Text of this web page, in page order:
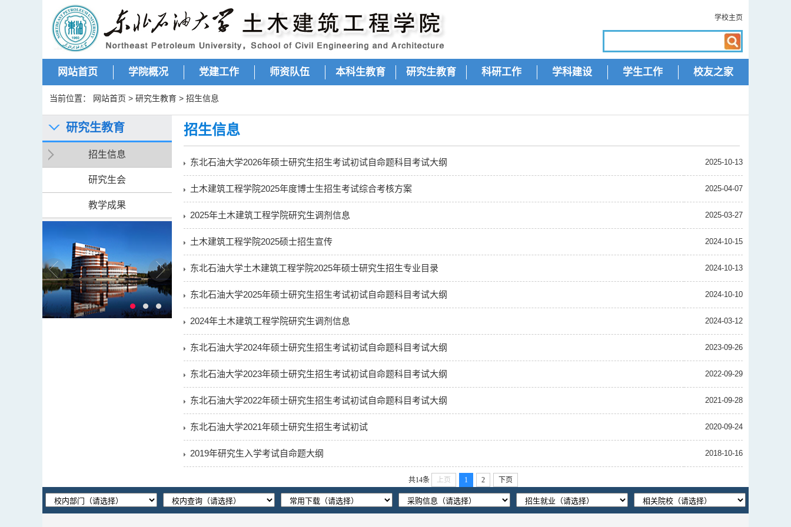
学校主页
网站首页 学院概况 党建工作 师资队伍 本科生教育 研究生教育 科研工作 学科建设 学生工作 校友之家
当前位置： 网站首页 > 研究生教育 > 招生信息
研究生教育
招生信息
研究生会
教学成果
招生信息
东北石油大学2026年硕士研究生招生考试初试自命题科目考试大纲 2025-10-13
土木建筑工程学院2025年度博士生招生考试综合考核方案 2025-04-07
2025年土木建筑工程学院研究生调剂信息 2025-03-27
土木建筑工程学院2025硕士招生宣传 2024-10-15
东北石油大学土木建筑工程学院2025年硕士研究生招生专业目录 2024-10-13
东北石油大学2025年硕士研究生招生考试初试自命题科目考试大纲 2024-10-10
2024年土木建筑工程学院研究生调剂信息 2024-03-12
东北石油大学2024年硕士研究生招生考试初试自命题科目考试大纲 2023-09-26
东北石油大学2023年硕士研究生招生考试初试自命题科目考试大纲 2022-09-29
东北石油大学2022年硕士研究生招生考试初试自命题科目考试大纲 2021-09-28
东北石油大学2021年硕士研究生招生考试初试 2020-09-24
2019年研究生入学考试自命题大纲 2018-10-16
共14条 上页 1 2 下页